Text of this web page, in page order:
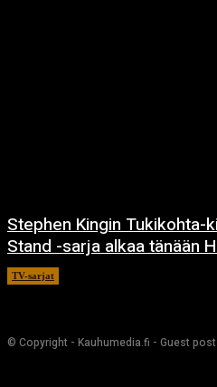
Stephen Kingin Tukikohta-
Stand -sarja alkaa tänään
TV-sarjat
© Copyright - Kauhumedia.fi - Guest